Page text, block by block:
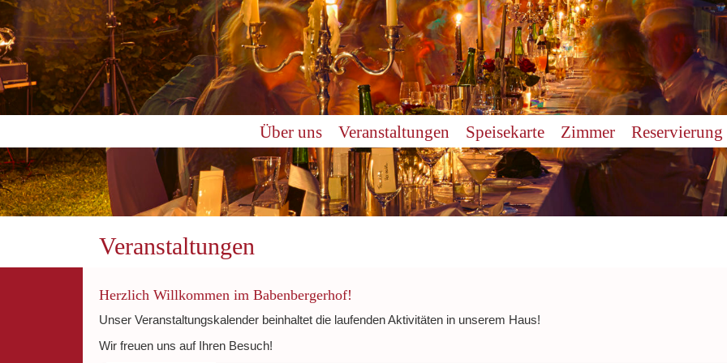
Über uns Veranstaltungen Speisekarte Zimmer Reservierung
Veranstaltungen
Herzlich Willkommen im Babenbergerhof!
Unser Veranstaltungskalender beinhaltet die laufenden Aktivitäten in unserem Haus!
Wir freuen uns auf Ihren Besuch!
0:00
2:00
5:00